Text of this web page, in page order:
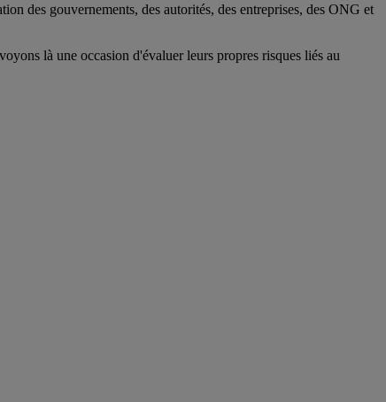
des gouvernements, des autorités, des entreprises, des ONG et
là une occasion d'évaluer leurs propres risques liés au